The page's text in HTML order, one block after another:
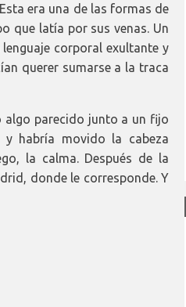
era una de las formas de
que latía por sus venas. Un
corporal exultante y
querer sumarse a la traca
algo parecido junto a un fijo
habría movido la cabeza
la calma. Después de la
donde le corresponde. Y